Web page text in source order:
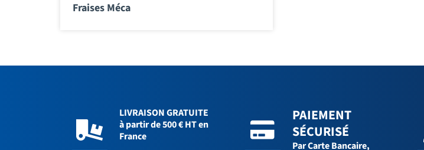
Fraises Méca
LIVRAISON GRATUITE
à partir de 500 € HT en
France
PAIEMENT
SÉCURISÉ
Par Carte Bancaire,